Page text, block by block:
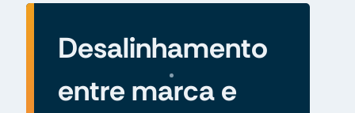
Desalinhamento
entre marca e